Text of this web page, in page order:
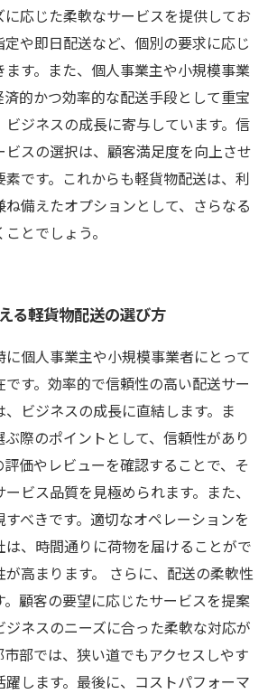
に応じた柔軟なサービスを提供してお
定や即日配送など、個別の要求に応じ
ます。また、個人事業主や小規模事業
的かつ効率的な配送手段として重宝
ビジネスの成長に寄与しています。信
ビスの選択は、顧客満足度を向上させ
素です。これからも軽貨物配送は、利
備えたオプションとして、さらなる
とでしょう。
る軽貨物配送の選び方
個人事業主や小規模事業者にとって
す。効率的で信頼性の高い配送サー
、ビジネスの成長に直結します。ま
際のポイントとして、信頼性があり
評価やレビューを確認することで、そ
ビス品質を見極められます。また、
べきです。適切なオペレーションを
、時間通りに荷物を届けることがで
が高まります。 さらに、配送の柔軟性
。顧客の要望に応じたサービスを提案
ジネスのニーズに合った柔軟な対応が
部では、狭い道でもアクセスしやす
躍します。最後に、コストパフォーマ